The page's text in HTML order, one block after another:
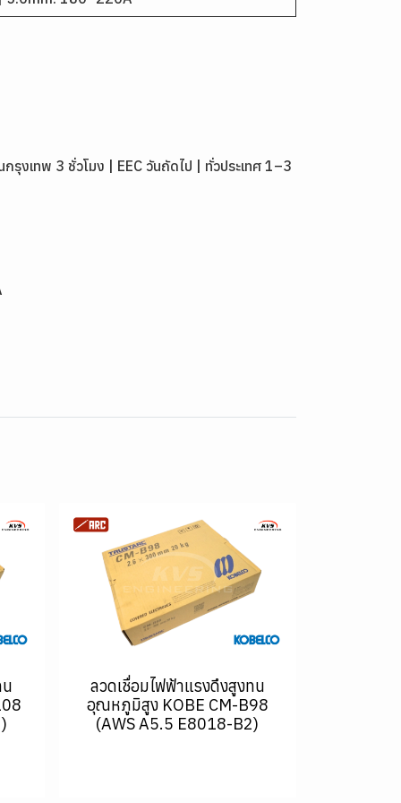
งเทพ 3 ชั่วโมง | EEC วันถัดไป | ทั่วประเทศ 1–3
ลวดเชื่อมไฟฟ้าแรงดึงสูงทน
อุณหภูมิสูง KOBE CM-B98
(AWS A5.5 E8018-B2)